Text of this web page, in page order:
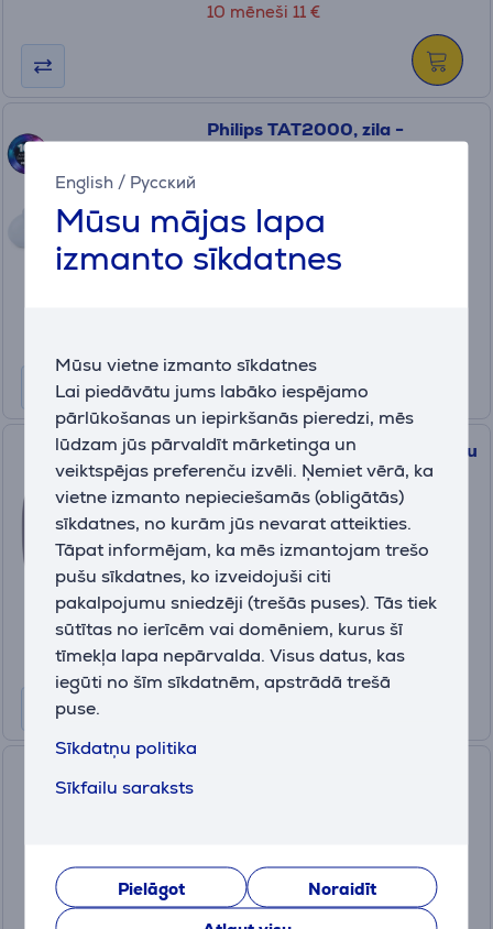
English / Русский
Mūsu mājas lapa
izmanto sīkdatnes
Mūsu vietne izmanto sīkdatnes
Lai piedāvātu jums labāko iespējamo
pārlūkošanas un iepirkšanās pieredzi, mēs
lūdzam jūs pārvaldīt mārketinga un
veiktspējas preferenču izvēli. Ņemiet vērā, ka
vietne izmanto nepieciešamās (obligātās)
sīkdatnes, no kurām jūs nevarat atteikties.
Tāpat informējam, ka mēs izmantojam trešo
pušu sīkdatnes, ko izveidojuši citi
pakalpojumu sniedzēji (trešās puses). Tās tiek
sūtītas no ierīcēm vai domēniem, kurus šī
tīmekļa lapa nepārvalda. Visus datus, kas
iegūti no šīm sīkdatnēm, apstrādā trešā
puse.
Sīkdatņu politika
Sīkfailu saraksts
Pielāgot
Noraidīt
10 mēneši 11 €
Philips TAT2000, zila -
Ir noliktavā
Drauga cena:
JBL Live Buds 3, lillā - Bezvadu
austiņas
JBLLIVEBUDS3PUR
Ir noliktavā
Drauga cena:
99.99 €
Parastā cena: 199.99 €
10 mēneši 11 €
Drauga cena: